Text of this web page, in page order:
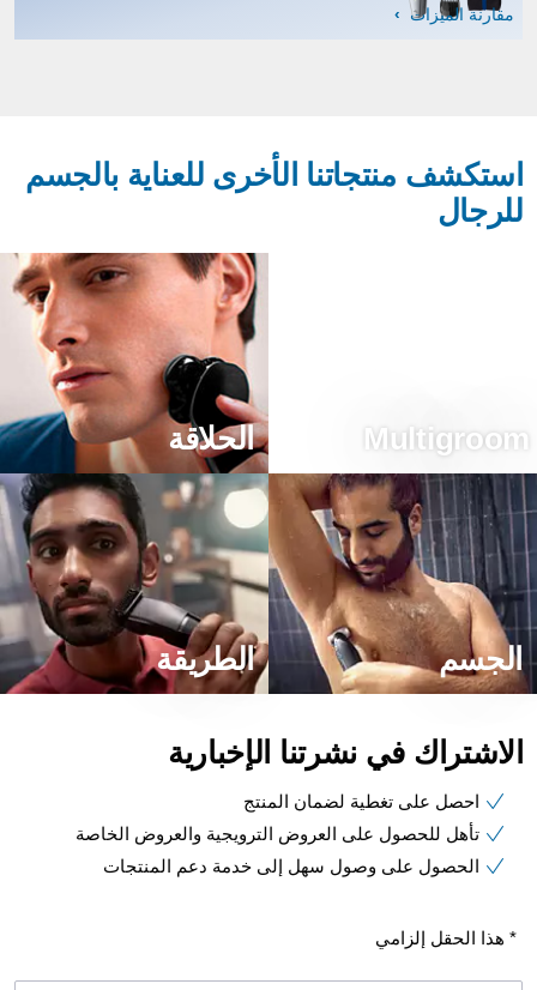
مقارنة الميزات
استكشف منتجاتنا الأخرى للعناية بالجسم
للرجال
الحلاقة
الطريقة
الاشتراك في نشرتنا الإخبارية
احصل على تغطية لضمان المنتج
تأهل للحصول على العروض الترويجية والعروض الخاصة
الحصول على وصول سهل إلى خدمة دعم المنتجات
* هذا الحقل إلزامي